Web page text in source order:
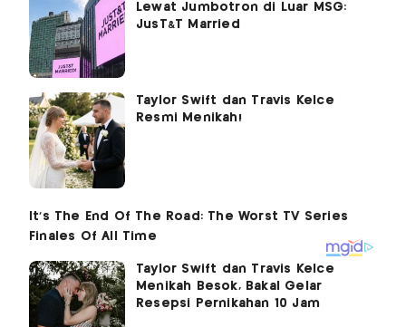
Lewat Jumbotron di Luar MSG:
JusT&T Married
Taylor Swift dan Travis Kelce
Resmi Menikah!
Taylor Swift dan Travis Kelce
Menikah Besok, Bakal Gelar
Resepsi Pernikahan 10 Jam